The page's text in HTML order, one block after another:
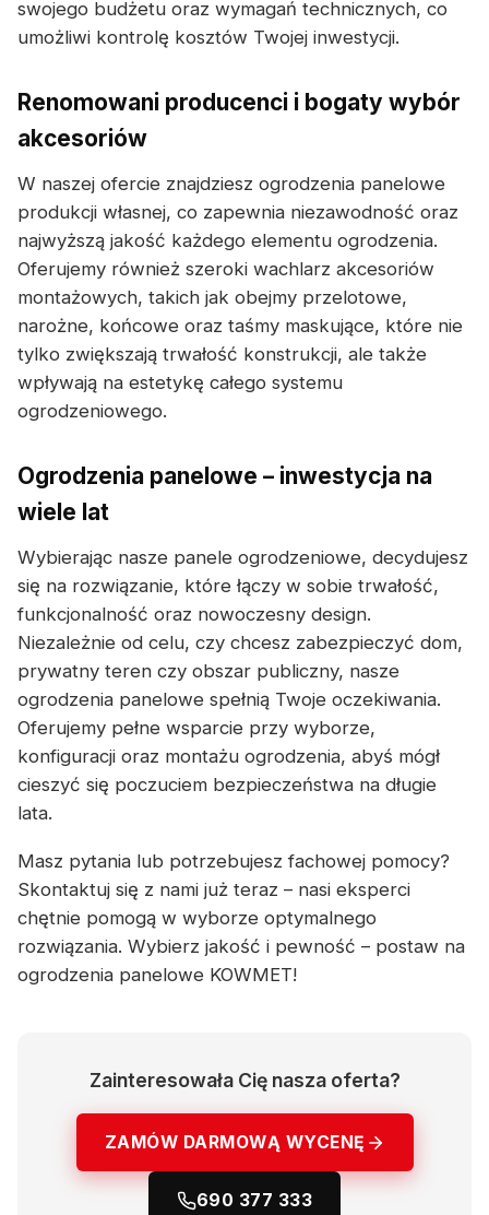
swojego budżetu oraz wymagań technicznych, co
umożliwi kontrolę kosztów Twojej inwestycji.
Renomowani producenci i bogaty wybór
akcesoriów
W naszej ofercie znajdziesz ogrodzenia panelowe
produkcji własnej, co zapewnia niezawodność oraz
najwyższą jakość każdego elementu ogrodzenia.
Oferujemy również szeroki wachlarz akcesoriów
montażowych, takich jak obejmy przelotowe,
narożne, końcowe oraz taśmy maskujące, które nie
tylko zwiększają trwałość konstrukcji, ale także
wpływają na estetykę całego systemu
ogrodzeniowego.
Ogrodzenia panelowe – inwestycja na
wiele lat
Wybierając nasze panele ogrodzeniowe, decydujesz
się na rozwiązanie, które łączy w sobie trwałość,
funkcjonalność oraz nowoczesny design.
Niezależnie od celu, czy chcesz zabezpieczyć dom,
prywatny teren czy obszar publiczny, nasze
ogrodzenia panelowe spełnią Twoje oczekiwania.
Oferujemy pełne wsparcie przy wyborze,
konfiguracji oraz montażu ogrodzenia, abyś mógł
cieszyć się poczuciem bezpieczeństwa na długie
lata.
Masz pytania lub potrzebujesz fachowej pomocy?
Skontaktuj się z nami już teraz – nasi eksperci
chętnie pomogą w wyborze optymalnego
rozwiązania. Wybierz jakość i pewność – postaw na
ogrodzenia panelowe KOWMET!
Zainteresowała Cię nasza oferta?
ZAMÓW DARMOWĄ WYCENĘ
690 377 333